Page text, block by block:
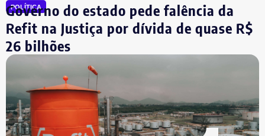
POLÍTICA
Governo do estado pede falência da
Refit na Justiça por dívida de quase R$
26 bilhões